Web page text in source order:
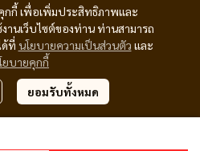
กกี้ เพื่อเพิ่มประสิทธิภาพและ
านเว็บไซต์ของท่าน ท่านสามารถ
ด้ที่ นโยบายความเป็นส่วนตัว และ
ยบายคุกกี้
ยอมรับทั้งหมด